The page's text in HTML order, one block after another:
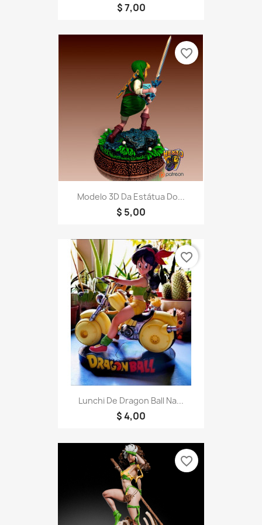
$ 7,00
Modelo 3D Da Estátua Do...
$ 5,00
favorite_border
Lunchi De Dragon Ball Na...
$ 4,00
favorite_border
favorite_border